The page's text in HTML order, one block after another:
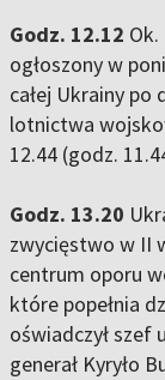
Godz. 12.12
ogłoszony w
całej Ukrainy
lotnictwa
12.44 (godz.
Godz. 13.20
zwycięstwo w II
centrum oporu
które popełnia
oświadczył
generał Kyryło